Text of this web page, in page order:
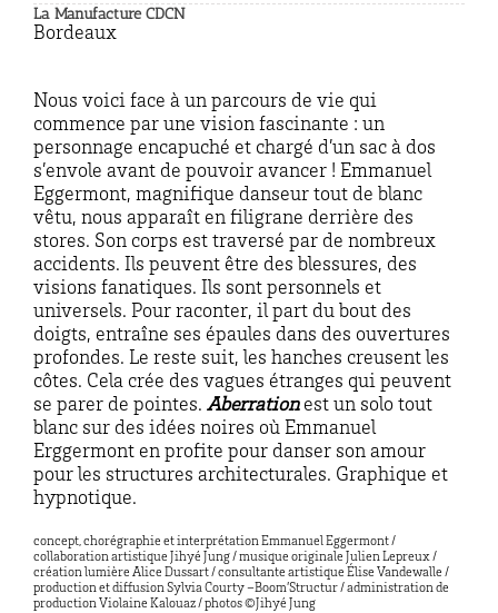
La Manufacture CDCN
Bordeaux
Nous voici face à un parcours de vie qui
commence par une vision fascinante : un
personnage encapuché et chargé d’un sac à dos
s’envole avant de pouvoir avancer ! Emmanuel
Eggermont, magnifique danseur tout de blanc
vêtu, nous apparaît en filigrane derrière des
stores. Son corps est traversé par de nombreux
accidents. Ils peuvent être des blessures, des
visions fanatiques. Ils sont personnels et
universels. Pour raconter, il part du bout des
doigts, entraîne ses épaules dans des ouvertures
profondes. Le reste suit, les hanches creusent les
côtes. Cela crée des vagues étranges qui peuvent
se parer de pointes. Aberrationest un solo tout
blanc sur des idées noires où Emmanuel
Erggermont en profite pour danser son amour
pour les structures architecturales. Graphique et
hypnotique.
concept, chorégraphie et interprétation Emmanuel Eggermont /
collaboration artistique Jihyé Jung / musique originale Julien Lepreux /
création lumière Alice Dussart / consultante artistique Élise Vandewalle /
production et diffusion Sylvia Courty –Boom’Structur / administration de
production Violaine Kalouaz / photos ©Jihyé Jung